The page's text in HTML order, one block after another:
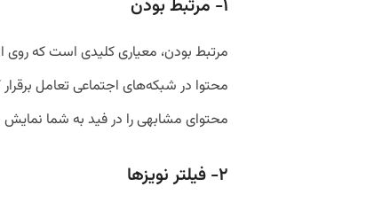
۱- مرتبط‌ بودن
مرتبط‌ بودن، معیاری کلیدی است که روی
محتوا در شبکه‌های اجتماعی تعامل برقرار
محتوای مشابهی را در فید به شما
۲- فیلتر نویزها